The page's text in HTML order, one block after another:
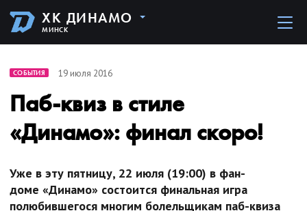
ХК ДИНАМО
МИНСК
СОБЫТИЯ 19 июля 2016
Паб-квиз в стиле
«Динамо»: финал скоро!
Уже в эту пятницу, 22 июля (19:00) в фан-
доме «Динамо» состоится финальная игра
полюбившегося многим болельщикам паб-квиза